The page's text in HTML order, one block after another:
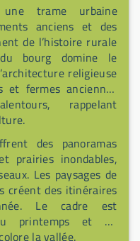
une trame urbaine
anciens et des
de l’histoire rurale
bourg domine le
religieuse
et fermes anciennes
rappelant
des panoramas
prairies inondables,
Les paysages de
créent des itinéraires
Le cadre est
printemps et en
la vallée.